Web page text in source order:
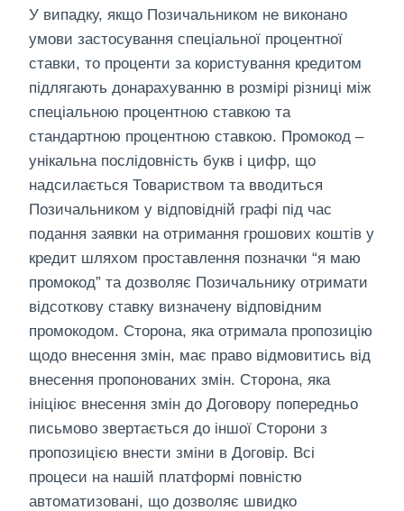
У випадку, якщо Позичальником не виконано
умови застосування спеціальної процентної
ставки, то проценти за користування кредитом
підлягають донарахуванню в розмірі різниці між
спеціальною процентною ставкою та
стандартною процентною ставкою. Промокод –
унікальна послідовність букв і цифр, що
надсилається Товариством та вводиться
Позичальником у відповідній графі під час
подання заявки на отримання грошових коштів у
кредит шляхом проставлення позначки “я маю
промокод” та дозволяє Позичальнику отримати
відсоткову ставку визначену відповідним
промокодом. Сторона, яка отримала пропозицію
щодо внесення змін, має право відмовитись від
внесення пропонованих змін. Сторона, яка
ініціює внесення змін до Договору попередньо
письмово звертається до іншої Сторони з
пропозицією внести зміни в Договір. Всі
процеси на нашій платформі повністю
автоматизовані, що дозволяє швидко